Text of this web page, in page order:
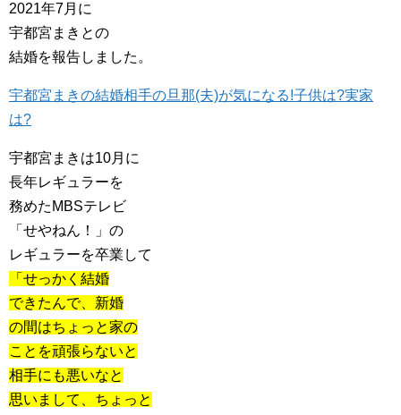
2021年7月に
宇都宮まきとの
結婚を報告しました。
宇都宮まきの結婚相手の旦那(夫)が気になる!子供は?実家
は?
宇都宮まきは10月に
長年レギュラーを
務めたMBSテレビ
「せやねん！」の
レギュラーを卒業して
「せっかく結婚
できたんで、新婚
の間はちょっと家の
ことを頑張らないと
相手にも悪いなと
思いまして、ちょっと